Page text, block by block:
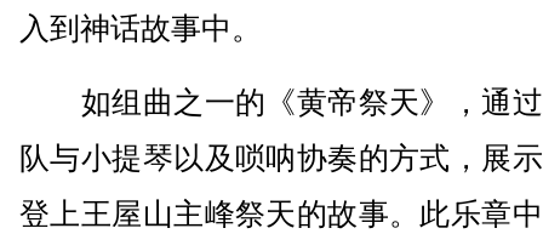
入到神话故事中。
如组曲之一的《黄帝祭天》，通
队与小提琴以及唢呐协奏的方式，展
登上王屋山主峰祭天的故事。此乐章